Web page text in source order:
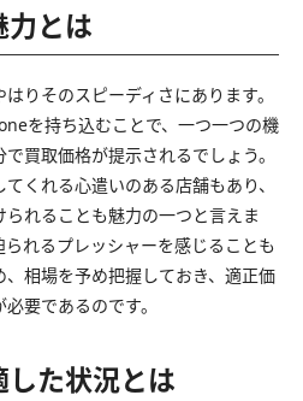
とは
りそのスピーディさにあります。
を持ち込むことで、一つ一つの機
買取価格が提示されるでしょう。
くれる心遣いのある店舗もあり、
れることも魅力の一つと言えま
れるプレッシャーを感じることも
相場を予め把握しておき、適正価
要であるのです。
た状況とは